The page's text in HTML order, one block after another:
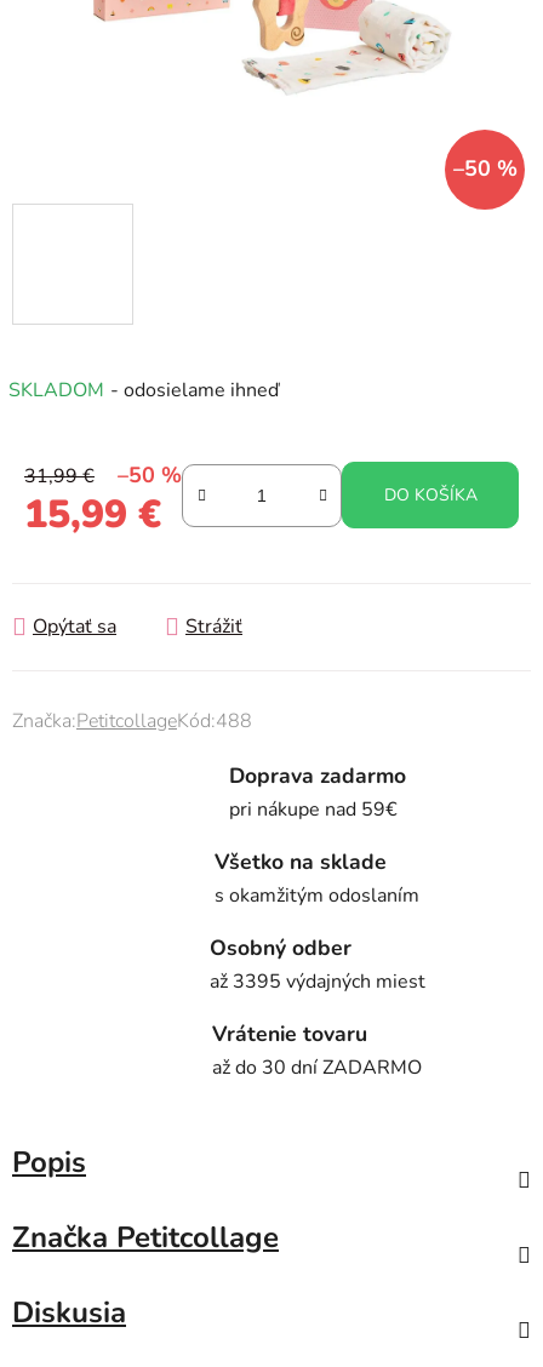
SKLADOM - odosielame ihneď
31,99 € –50 %
15,99 € DO KOŠÍKA
Opýtať sa Strážiť
Značka:PetitcollageKód:488
–50 %
Doprava zadarmo
pri nákupe nad 59€
Všetko na sklade
s okamžitým odoslaním
Osobný odber
až 3395 výdajných miest
Vrátenie tovaru
až do 30 dní ZADARMO
Popis
Značka Petitcollage
Diskusia